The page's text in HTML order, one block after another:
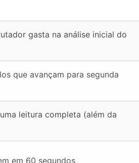
gasta na análise inicial do
que avançam para segunda
leitura completa (além da
em 60 segundos